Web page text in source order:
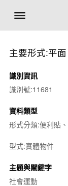
主要形式:平面
識別資訊
識別號:11681
資料類型
形式分類:便利貼
型式:實體物件
主題與關鍵字
社會運動